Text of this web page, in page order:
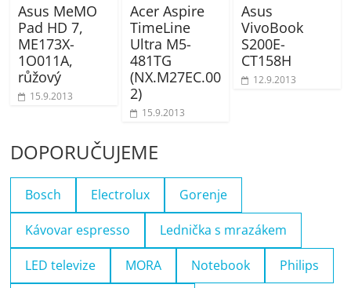
Asus MeMO
Pad HD 7,
ME173X-
1O011A,
růžový
15.9.2013
Acer Aspire
TimeLine
Ultra M5-
481TG
(NX.M27EC.00
2)
15.9.2013
Asus
VivoBook
S200E-
CT158H
12.9.2013
DOPORUČUJEME
Bosch Electrolux Gorenje
Kávovar espresso Lednička s mrazákem
LED televize MORA Notebook Philips